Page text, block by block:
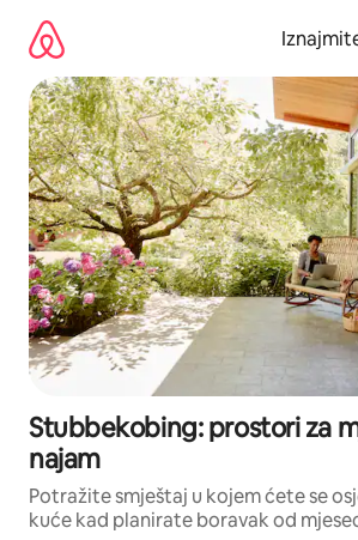
sadržaj
Stubbekobing: prostori za
najam
Potražite smještaj u kojem ćete se
kuće kad planirate boravak od